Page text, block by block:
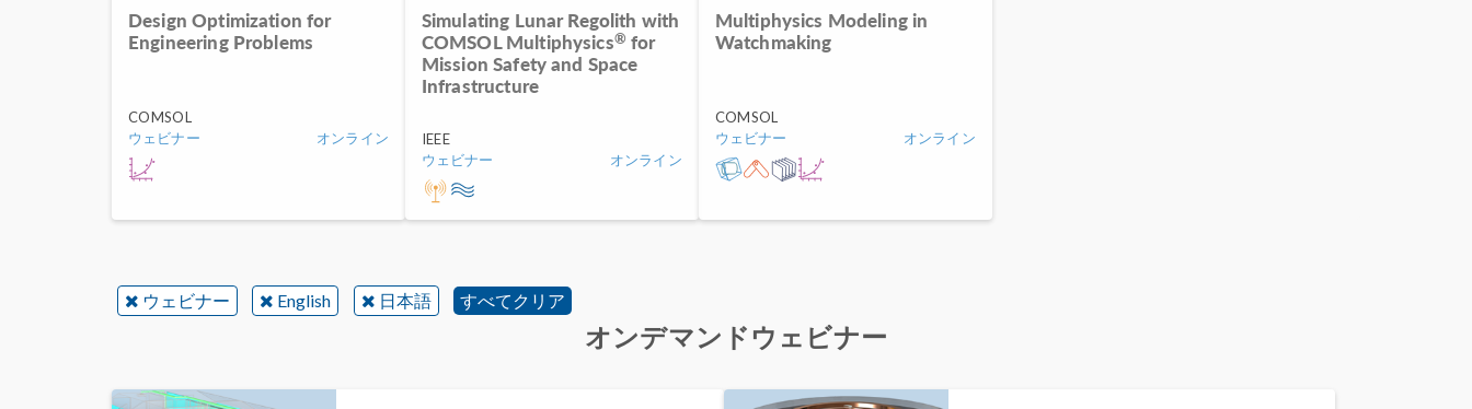
Design Optimization for
Engineering Problems
COMSOL
ウェビナー
オンライン
Simulating Lunar Regolith with
COMSOL Multiphysics® for
Mission Safety and Space
Infrastructure
IEEE
ウェビナー
オンライン
Multiphysics Modeling in
Watchmaking
COMSOL
ウェビナー
オンライン
ウェビナー English 日本語 すべてクリア
オンデマンドウェビナー